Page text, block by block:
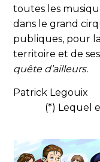
toutes les
dans le grand
publiques, pour
territoire et de ses
quête d’ailleurs.
Patrick Legouix
(*) Lequel